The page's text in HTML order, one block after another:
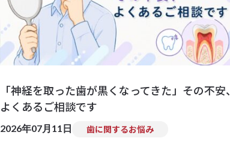
「神経を取った歯が黒くなってきた」その不安、
よくあるご相談です
2026年07月11日 歯に関するお悩み